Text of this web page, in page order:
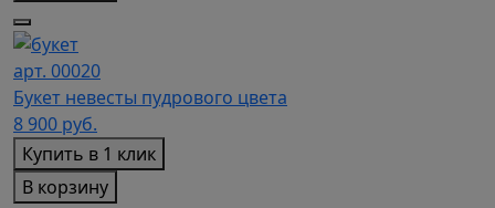
арт. 00020
Букет невесты пудрового цвета
8 900 руб.
Купить в 1 клик
В корзину